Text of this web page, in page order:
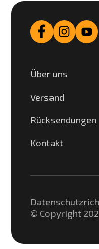
Über uns
Versand
Rücksendungen
Kontakt
© Copyright